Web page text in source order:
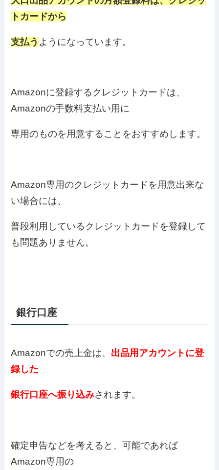
トカードから
支払う ようになっています。
Amazonに登録するクレジットカードは、
Amazonの手数料支払い用に
専用のものを用意することをおすすめします。
Amazon専用のクレジットカードを用意出来な
い場合には、
普段利用しているクレジットカードを登録して
も問題ありません。
銀行口座
Amazonでの売上金は、 出品用アカウントに登
録した
銀行口座へ振り込みされます。
確定申告などを考えると、可能であれば
Amazon専用の